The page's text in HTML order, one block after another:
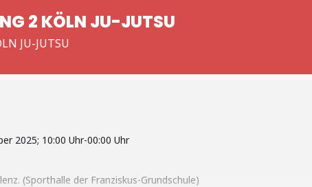
2 KÖLN JU-JUTSU
JU-JUTSU
2025; 10:00 Uhr-00:00 Uhr
(Sporthalle der Franziskus-Grundschule)